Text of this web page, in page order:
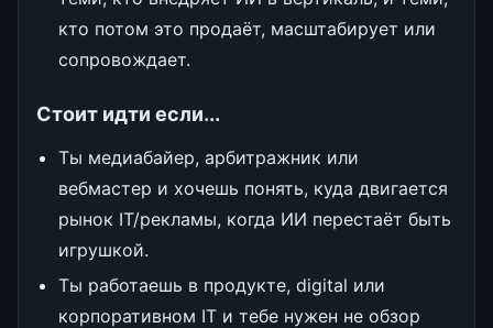
кто потом это продаёт, масштабирует или
сопровождает.
Стоит идти если...
Ты медиабайер, арбитражник или
вебмастер и хочешь понять, куда двигается
рынок IT/рекламы, когда ИИ перестаёт быть
игрушкой.
Ты работаешь в продукте, digital или
корпоративном IT и тебе нужен не обзор